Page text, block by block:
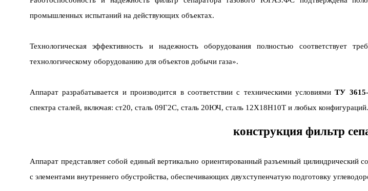
промышленных испытаний на действующих объектах.
Технологическая эффективность и надежность оборудования полностью соответствует
технологическому оборудованию для объектов добычи газа».
Аппарат разрабатывается и производится в соответствии с техническими условиямиТУ 3615-
спектра сталей, включая: ст20, сталь 09Г2С, сталь 20ЮЧ, сталь 12Х18Н10Т и любых конфигураций.
конструкция фильтр
Аппарат представляет собой единый вертикально ориентированный разъемный
с элементами внутреннего обустройства, обеспечивающих двухступенчатую подготовку